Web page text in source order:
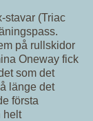
stavar (Triac
på rullskidor
Oneway fick
som det
länge det
första
helt